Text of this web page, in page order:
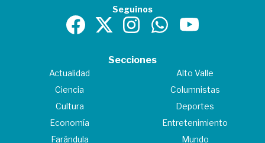
Seguinos
Secciones
Actualidad
Alto Valle
Ciencia
Columnistas
Cultura
Deportes
Economía
Entretenimiento
Farándula
Mundo